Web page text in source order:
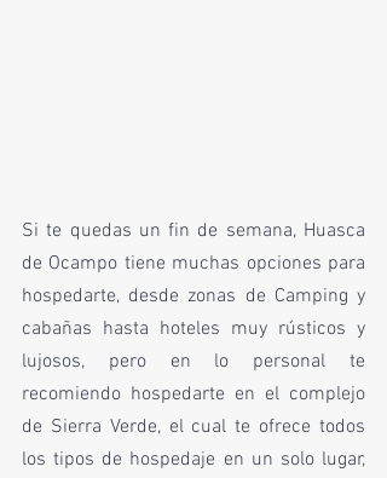
Si te quedas un fin de semana, Huasca
de Ocampo tiene muchas opciones para
hospedarte, desde zonas de Camping y
cabañas hasta hoteles muy rústicos y
lujosos, pero en lo personal te
recomiendo hospedarte en el complejo
de Sierra Verde, el cual te ofrece todos
los tipos de hospedaje en un solo lugar,